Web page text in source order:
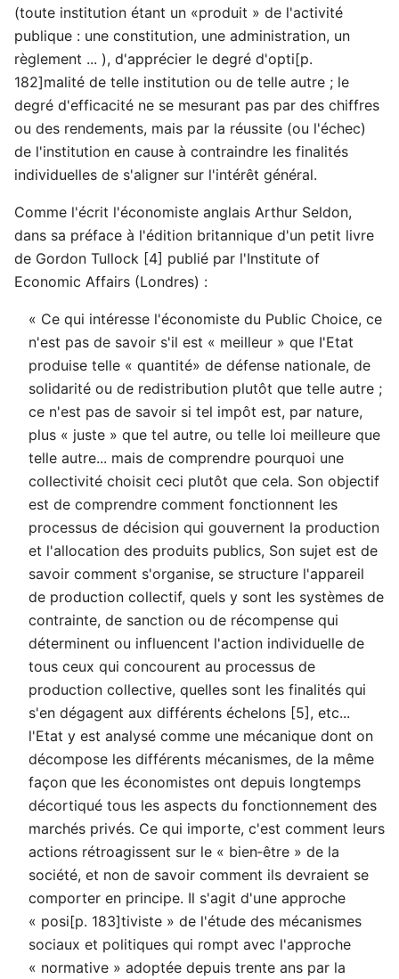
(toute institution étant un «produit » de l'activité
publique : une constitution, une administration, un
règlement ... ), d'apprécier le degré d'opti[p.
182]malité de telle institution ou de telle autre ; le
degré d'efficacité ne se mesurant pas par des chiffres
ou des rendements, mais par la réussite (ou l'échec)
de l'institution en cause à contraindre les finalités
individuelles de s'aligner sur l'intérêt général.
Comme l'écrit l'économiste anglais Arthur Seldon,
dans sa préface à l'édition britannique d'un petit livre
de Gordon Tullock [4] publié par l'Institute of
Economic Affairs (Londres) :
« Ce qui intéresse l'économiste du Public Choice, ce
n'est pas de savoir s'il est « meilleur » que I'Etat
produise telle « quantité» de défense nationale, de
solidarité ou de redistribution plutôt que telle autre ;
ce n'est pas de savoir si tel impôt est, par nature,
plus « juste » que tel autre, ou telle loi meilleure que
telle autre... mais de comprendre pourquoi une
collectivité choisit ceci plutôt que cela. Son objectif
est de comprendre comment fonctionnent les
processus de décision qui gouvernent la production
et l'allocation des produits publics, Son sujet est de
savoir comment s'organise, se structure l'appareil
de production collectif, quels y sont les systèmes de
contrainte, de sanction ou de récompense qui
déterminent ou influencent l'action individuelle de
tous ceux qui concourent au processus de
production collective, quelles sont les finalités qui
s'en dégagent aux différents échelons [5], etc...
l'Etat y est analysé comme une mécanique dont on
décompose les différents mécanismes, de la même
façon que les économistes ont depuis longtemps
décortiqué tous les aspects du fonctionnement des
marchés privés. Ce qui importe, c'est comment leurs
actions rétroagissent sur le « bien‑être » de la
société, et non de savoir comment ils devraient se
comporter en principe. Il s'agit d'une approche
« posi[p. 183]tiviste » de l'étude des mécanismes
sociaux et politiques qui rompt avec l'approche
« normative » adoptée depuis trente ans par la